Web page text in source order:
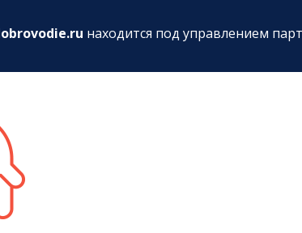
находится под управлением